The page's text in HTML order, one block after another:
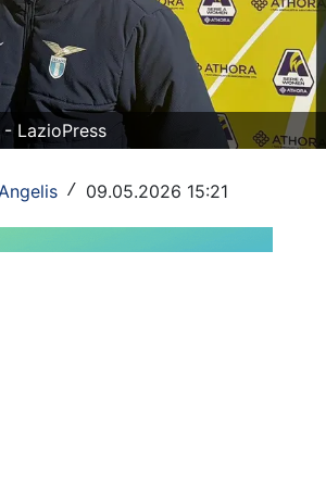
LazioPress
/ 09.05.2026 15:21